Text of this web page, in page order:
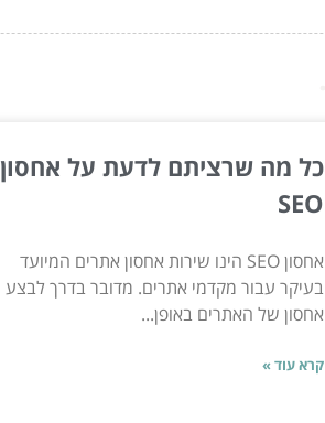
כל מה שרציתם לדעת על אחסון
SEO
אחסון SEO הינו שירות אחסון אתרים המיועד
בעיקר עבור מקדמי אתרים. מדובר בדרך לבצע
אחסון של האתרים באופן...
קרא עוד »